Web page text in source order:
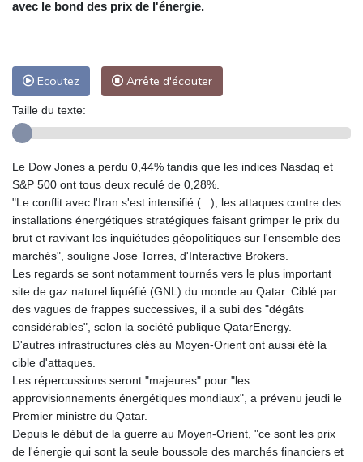
avec le bond des prix de l'énergie.
Ecoutez Arrête d'écouter
Taille du texte:
Le Dow Jones a perdu 0,44% tandis que les indices Nasdaq et
S&P 500 ont tous deux reculé de 0,28%.
"Le conflit avec l'Iran s'est intensifié (...), les attaques contre des
installations énergétiques stratégiques faisant grimper le prix du
brut et ravivant les inquiétudes géopolitiques sur l'ensemble des
marchés", souligne Jose Torres, d'Interactive Brokers.
Les regards se sont notamment tournés vers le plus important
site de gaz naturel liquéfié (GNL) du monde au Qatar. Ciblé par
des vagues de frappes successives, il a subi des "dégâts
considérables", selon la société publique QatarEnergy.
D'autres infrastructures clés au Moyen-Orient ont aussi été la
cible d'attaques.
Les répercussions seront "majeures" pour "les
approvisionnements énergétiques mondiaux", a prévenu jeudi le
Premier ministre du Qatar.
Depuis le début de la guerre au Moyen-Orient, "ce sont les prix
de l'énergie qui sont la seule boussole des marchés financiers et